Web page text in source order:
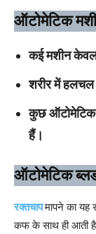
​ऑटोमेटिक
कई मशीन केवल
शरीर में हलचल
कुछ ऑटोमेटिक
हैं।
ऑटोमेटिक
रक्तचापमापने का
कफ के साथ ही आती